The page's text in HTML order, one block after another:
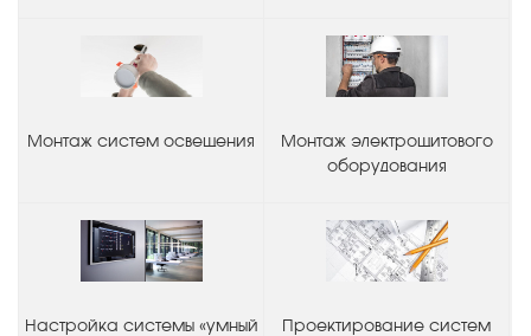
Монтаж систем освещения
Монтаж электрощитового
оборудования
Настройка системы «умный
Проектирование систем